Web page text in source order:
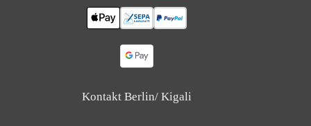
Kontakt Berlin/ Kigali